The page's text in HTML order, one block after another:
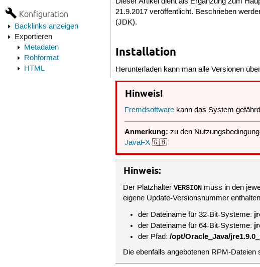
Konfiguration
Backlinks anzeigen
Exportieren
Metadaten
Rohformat
HTML
21.9.2017 veröffentlicht. Beschrieben
(JDK).
Installation
Herunterladen kann man alle Versionen
Hinweis!
Fremdsoftware kann das System
Anmerkung: zu den
JavaFX 🇬🇧
Hinweis:
Der PlatzhalterVERSION muss in den
eigene Update-Versionsnummer
der Dateiname für 32-Bit-Systeme:
der Dateiname für 64-Bit-Systeme:
der Pfad: /opt/Oracle_Java/
Die ebenfalls angebotenen RPM-Dateien